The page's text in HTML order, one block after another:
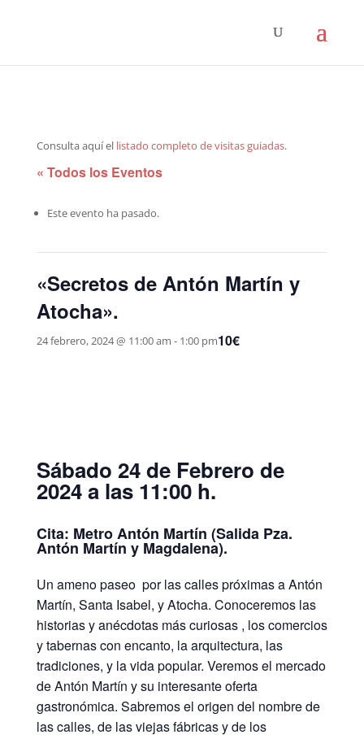
Consulta aquí el listado completo de visitas guiadas.
« Todos los Eventos
Este evento ha pasado.
«Secretos de Antón Martín y
Atocha».
24 febrero, 2024 @ 11:00 am - 1:00 pm10€
Sábado 24 de Febrero de
2024 a las 11:00 h.
Cita: Metro Antón Martín (Salida Pza.
Antón Martín y Magdalena).
Un ameno paseo por las calles próximas a Antón
Martín, Santa Isabel, y Atocha. Conoceremos las
historias y anécdotas más curiosas , los comercios
y tabernas con encanto, la arquitectura, las
tradiciones, y la vida popular. Veremos el mercado
de Antón Martín y su interesante oferta
gastronómica. Sabremos el origen del nombre de
las calles, de las viejas fábricas y de los